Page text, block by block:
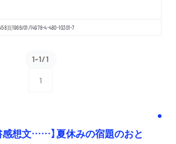
頁1966/01/14978-4-480-10301-7
1-1/1
1
感想文……】夏休みの宿題のおと